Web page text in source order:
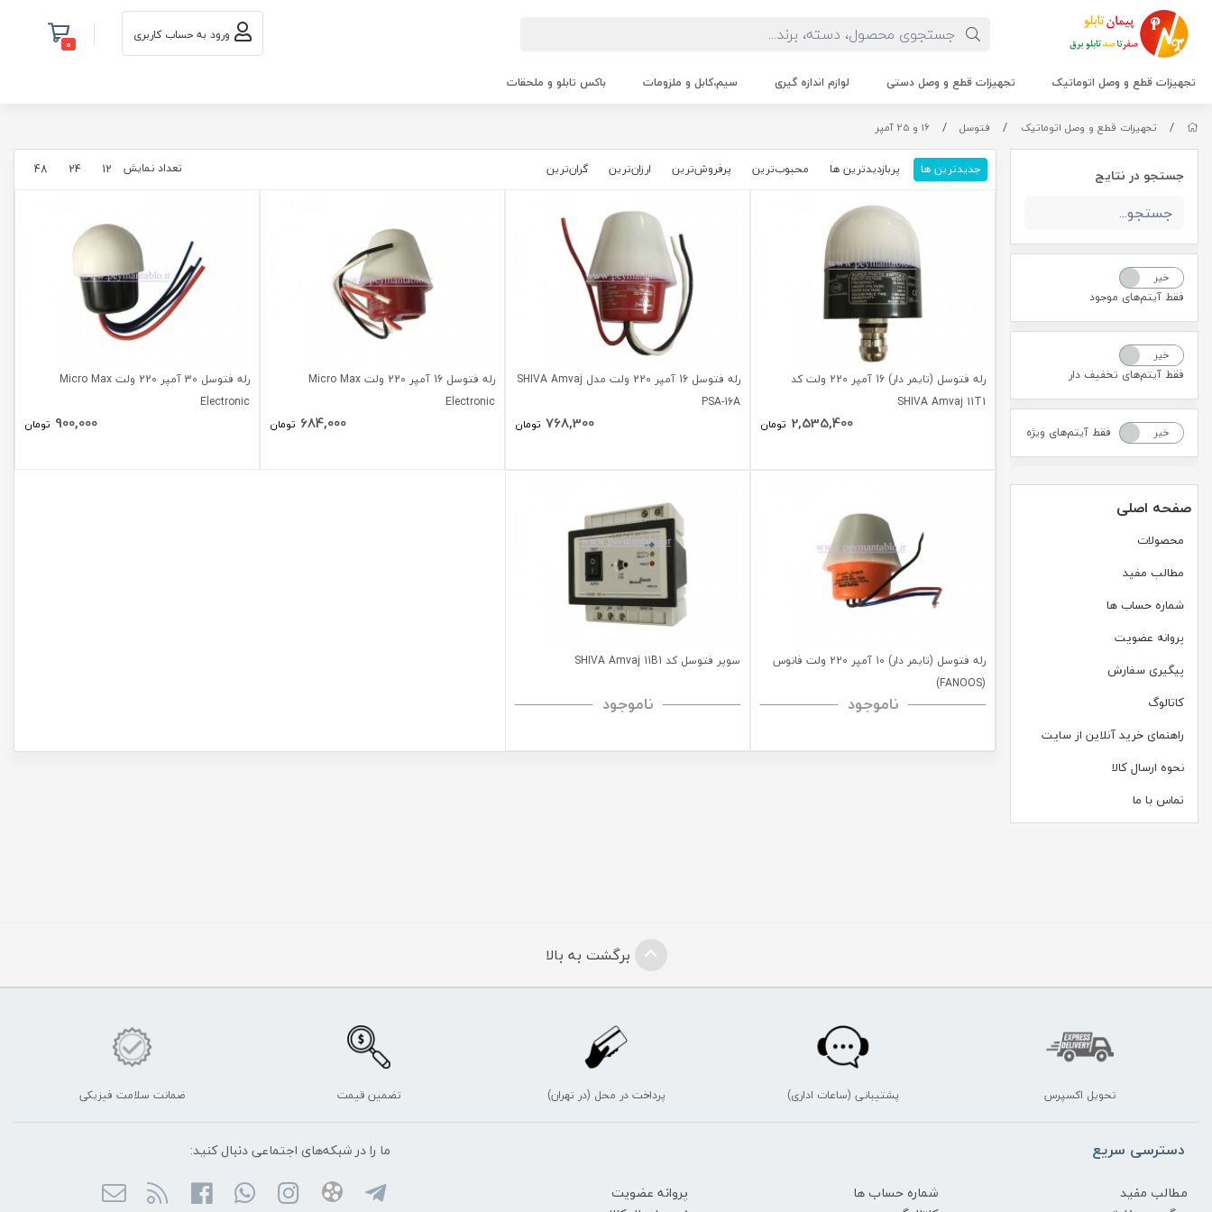
ورود به حساب کاربری 0
تجهیزات قطع و وصل اتوماتیک تجهیزات قطع و وصل دستی لوازم اندازه گیری سیم،کابل و ملزومات باکس تابلو و ملحقات
/ تجهیزات قطع و وصل اتوماتیک / فتوسل / 16 و 25 آمپر
جستجو در نتایج
خیر
فقط آیتم‌های موجود
خیر
فقط آیتم‌های تخفیف دار
بله خیر فقط آیتم‌های ویژه
صفحه اصلی
محصولات
مطالب مفید
شماره حساب ها
پروانه عضویت
پیگیری سفارش
کاتالوگ
راهنمای خرید آنلاین از سایت
نحوه ارسال کالا
تماس با ما
جدیدترین ها پربازدیدترین ها محبوب‌‌ترین پرفروش‌ترین ارزان‌ترین گران‌ترین تعداد نمایش 12
24
48
رله فتوسل (تایمر دار) 16 آمپر 220 ولت کد
SHIVA Amvaj 11T1
2,535,400 تومان
رله فتوسل 16 آمپر 220 ولت مدل SHIVA Amvaj
PSA-16A
768,300 تومان
رله فتوسل 16 آمپر 220 ولت Micro Max
Electronic
684,000 تومان
رله فتوسل 30 آمپر 220 ولت Micro Max
Electronic
900,000 تومان
رله فتوسل (تایمر دار) 10 آمپر 220 ولت فانوس
(FANOOS)
ناموجود
سوپر فتوسل کد SHIVA Amvaj 11B1
ناموجود
برگشت به بالا
تحویل اکسپرس پشتیبانی (ساعات اداری) پرداخت در محل (در تهران) تضمین قیمت ضمانت سلامت فیزیکی
دسترسی سریع
مطالب مفید شماره حساب ها
پروانه عضویت
ما را در شبکه‌های اجتماعی دنبال کنید: